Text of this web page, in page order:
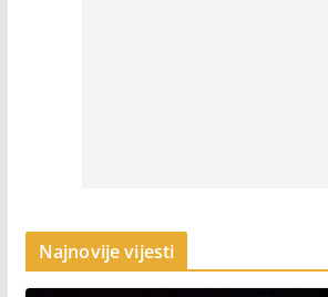
Najnovije vijesti